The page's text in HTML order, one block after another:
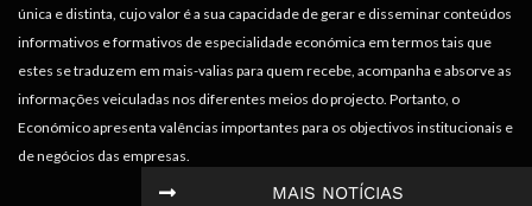
MAIS NOTÍCIAS
única e distinta, cujo valor é a sua capacidade de gerar e disseminar conteúdos
informativos e formativos de especialidade económica em termos tais que
estes se traduzem em mais-valias para quem recebe, acompanha e absorve as
informações veiculadas nos diferentes meios do projecto. Portanto, o
Económico apresenta valências importantes para os objectivos institucionais e
de negócios das empresas.